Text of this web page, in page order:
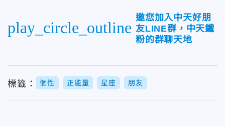
play_circle_outline
邀您加入中天好朋
友LINE群，中天鐵
粉的群聊天地
標籤： 個性 正能量 星座 朋友